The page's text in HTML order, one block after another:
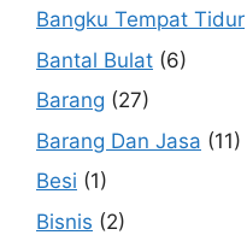
Bangku Tempat Tidur
Bantal Bulat (6)
Barang (27)
Barang Dan Jasa (11)
Besi (1)
Bisnis (2)